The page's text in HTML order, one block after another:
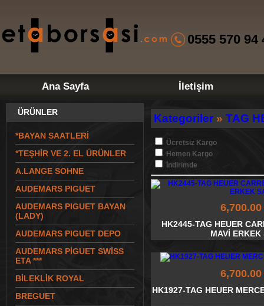
0555 570 94
Ana Sayfa İletişim
ÜRÜNLER
*BAYAN SAATLERİ
*TEŞHİR VE 2. EL ÜRÜNLER
A.LANGE SOHNE
AUDEMARS PIGUET
AUDEMARS PIGUET BAYAN
(LADY)
AUDEMARS PIGUET DEPO
AUDEMARS PİGUET SWİSS
ETA ***
BİLEKLİK ROYAL
BREGUET
Kategoriler » TAG
Ücretsiz Kargo
Hemen Kargo
İndirimde
HK2445-TAG HEUER
MAVİ ERKEK
HK1927-TAG HEUER